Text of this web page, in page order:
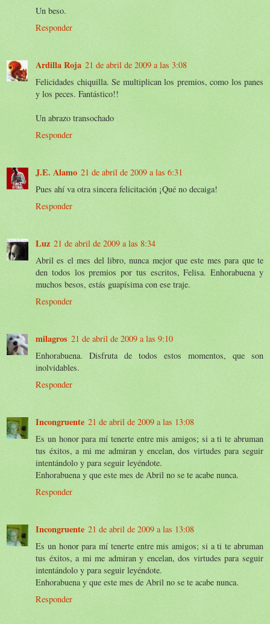
Un beso.
Responder
Ardilla Roja 21 de abril de 2009 a las 3:08
Felicidades chiquilla. Se multiplican los premios, como los panes
y los peces. Fantástico!!
Un abrazo transochado
Responder
J.E. Alamo 21 de abril de 2009 a las 6:31
Pues ahí va otra sincera felicitación ¡Qué no decaiga!
Responder
Luz 21 de abril de 2009 a las 8:34
Abril es el mes del libro, nunca mejor que este mes para que te
den todos los premios por tus escritos, Felisa. Enhorabuena y
muchos besos, estás guapísima con ese traje.
Responder
milagros 21 de abril de 2009 a las 9:10
Enhorabuena. Disfruta de todos estos momentos, que son
inolvidables.
Responder
Incongruente 21 de abril de 2009 a las 13:08
Es un honor para mí tenerte entre mis amigos; si a ti te abruman
tus éxitos, a mi me admiran y encelan, dos virtudes para seguir
intentándolo y para seguir leyéndote.
Enhorabuena y que este mes de Abril no se te acabe nunca.
Responder
Incongruente 21 de abril de 2009 a las 13:08
Es un honor para mí tenerte entre mis amigos; si a ti te abruman
tus éxitos, a mi me admiran y encelan, dos virtudes para seguir
intentándolo y para seguir leyéndote.
Enhorabuena y que este mes de Abril no se te acabe nunca.
Responder